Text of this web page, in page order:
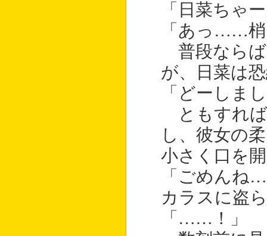
「日菜ちゃ
「あっ……
普段ならば
が、日菜は
「どーし
ともすれば
し、彼女の
小さく口を
「ごめんね
カラスに盗
「……！」